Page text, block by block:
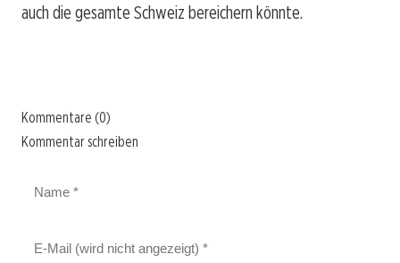
auch die gesamte Schweiz bereichern könnte.
Kommentare (0)
Kommentar schreiben